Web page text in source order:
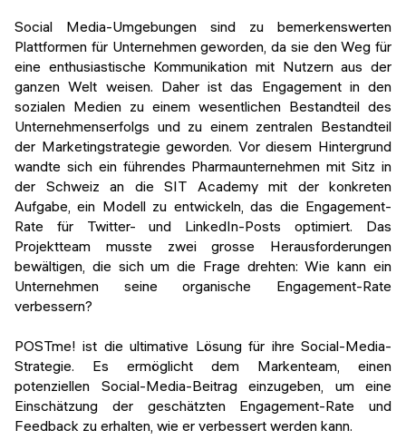
Social Media-Umgebungen sind zu bemerkenswerten
Plattformen für Unternehmen geworden, da sie den Weg für
eine enthusiastische Kommunikation mit Nutzern aus der
ganzen Welt weisen. Daher ist das Engagement in den
sozialen Medien zu einem wesentlichen Bestandteil des
Unternehmenserfolgs und zu einem zentralen Bestandteil
der Marketingstrategie geworden. Vor diesem Hintergrund
wandte sich ein führendes Pharmaunternehmen mit Sitz in
der Schweiz an die SIT Academy mit der konkreten
Aufgabe, ein Modell zu entwickeln, das die Engagement-
Rate für Twitter- und LinkedIn-Posts optimiert. Das
Projektteam musste zwei grosse Herausforderungen
bewältigen, die sich um die Frage drehten: Wie kann ein
Unternehmen seine organische Engagement-Rate
verbessern?
POSTme! ist die ultimative Lösung für ihre Social-Media-
Strategie. Es ermöglicht dem Markenteam, einen
potenziellen Social-Media-Beitrag einzugeben, um eine
Einschätzung der geschätzten Engagement-Rate und
Feedback zu erhalten, wie er verbessert werden kann.